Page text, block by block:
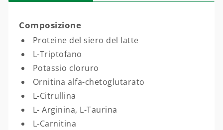
Composizione
Proteine del siero del latte
L-Triptofano
Potassio cloruro
Ornitina alfa-chetoglutarato
L-Citrullina
L- Arginina, L-Taurina
L-Carnitina